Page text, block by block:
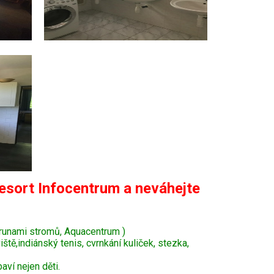
Infocentrum a neváhejte
stromů, Aquacentrum )
tenis, cvrnkání kuliček, stezka,
nejen děti.